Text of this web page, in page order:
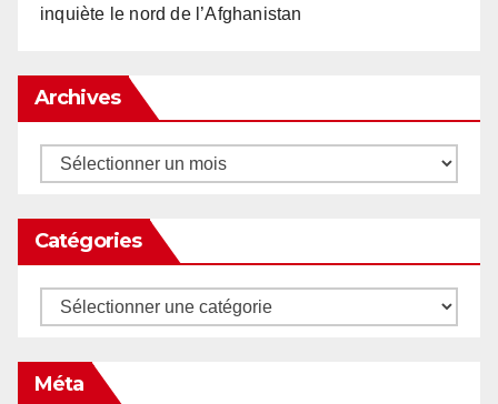
inquiète le nord de l’Afghanistan
Archives
Archives
Catégories
Catégories
Méta